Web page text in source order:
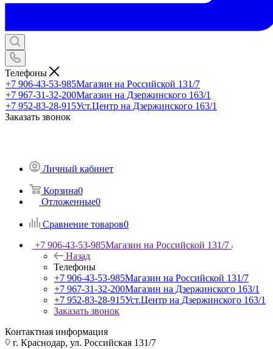
Телефоны
+7 906-43-53-985Магазин на Российской 131/7
+7 967-31-32-200Магазин на Дзержинского 163/1
+7 952-83-28-915Уст.Центр на Дзержинского 163/1
Заказать звонок
Личный кабинет
Корзина0
Отложенные0
Сравнение товаров0
+7 906-43-53-985Магазин на Российской 131/7
Назад
Телефоны
+7 906-43-53-985Магазин на Российской 131/7
+7 967-31-32-200Магазин на Дзержинского 163/1
+7 952-83-28-915Уст.Центр на Дзержинского 163/1
Заказать звонок
Контактная информация
г. Краснодар, ул. Российская 131/7